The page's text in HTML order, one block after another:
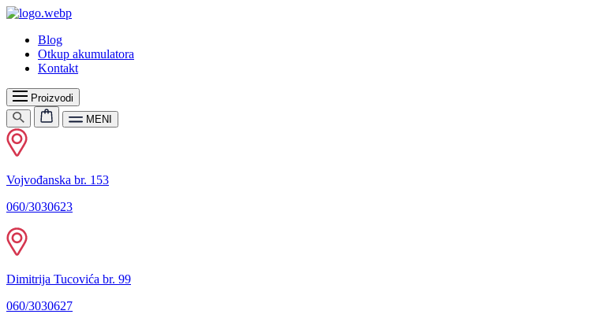
Blog
Otkup akumulatora
Kontakt
Proizvodi
MENI
Vojvođanska br. 153
060/3030623
Dimitrija Tucovića br. 99
060/3030627